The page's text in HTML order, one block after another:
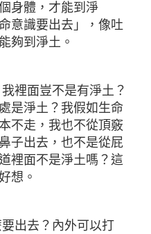
身體，才能到淨
意識要出去」，像吐
夠到淨土。
裡面豈不是有淨土？
是淨土？我假如生命
不走，我也不從頂竅
子出去，也不是從屁
裡面不是淨土嗎？這
想。
出去？內外可以打